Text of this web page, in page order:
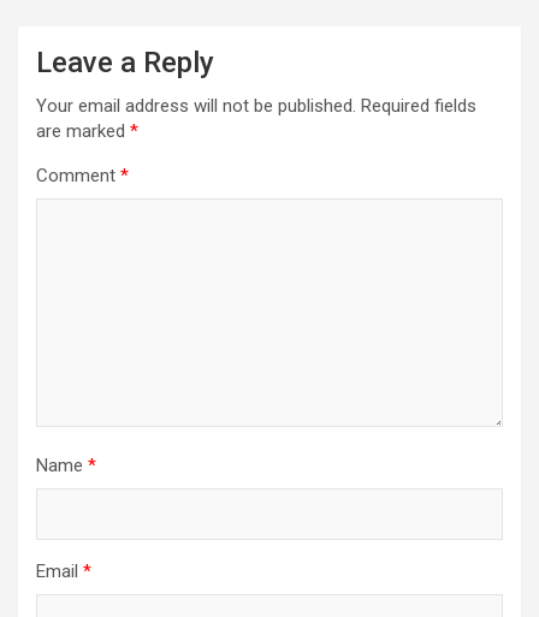
Leave a Reply
Your email address will not be published. Required fields
are marked *
Comment *
Name *
Email *